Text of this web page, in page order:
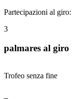
Partecipazioni al giro:
3
palmares al giro
Trofeo senza fine